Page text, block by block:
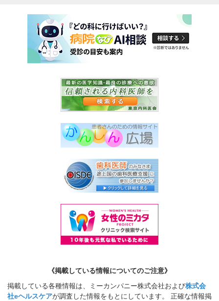
《掲載している情報についてのご注意》
掲載している各種情報は、ミーカンパニー株式会社および株式会
社eヘルスケアが調査した情報をもとにしています。 正確な情報掲